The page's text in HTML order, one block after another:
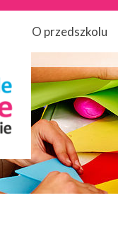
O przedszkolu